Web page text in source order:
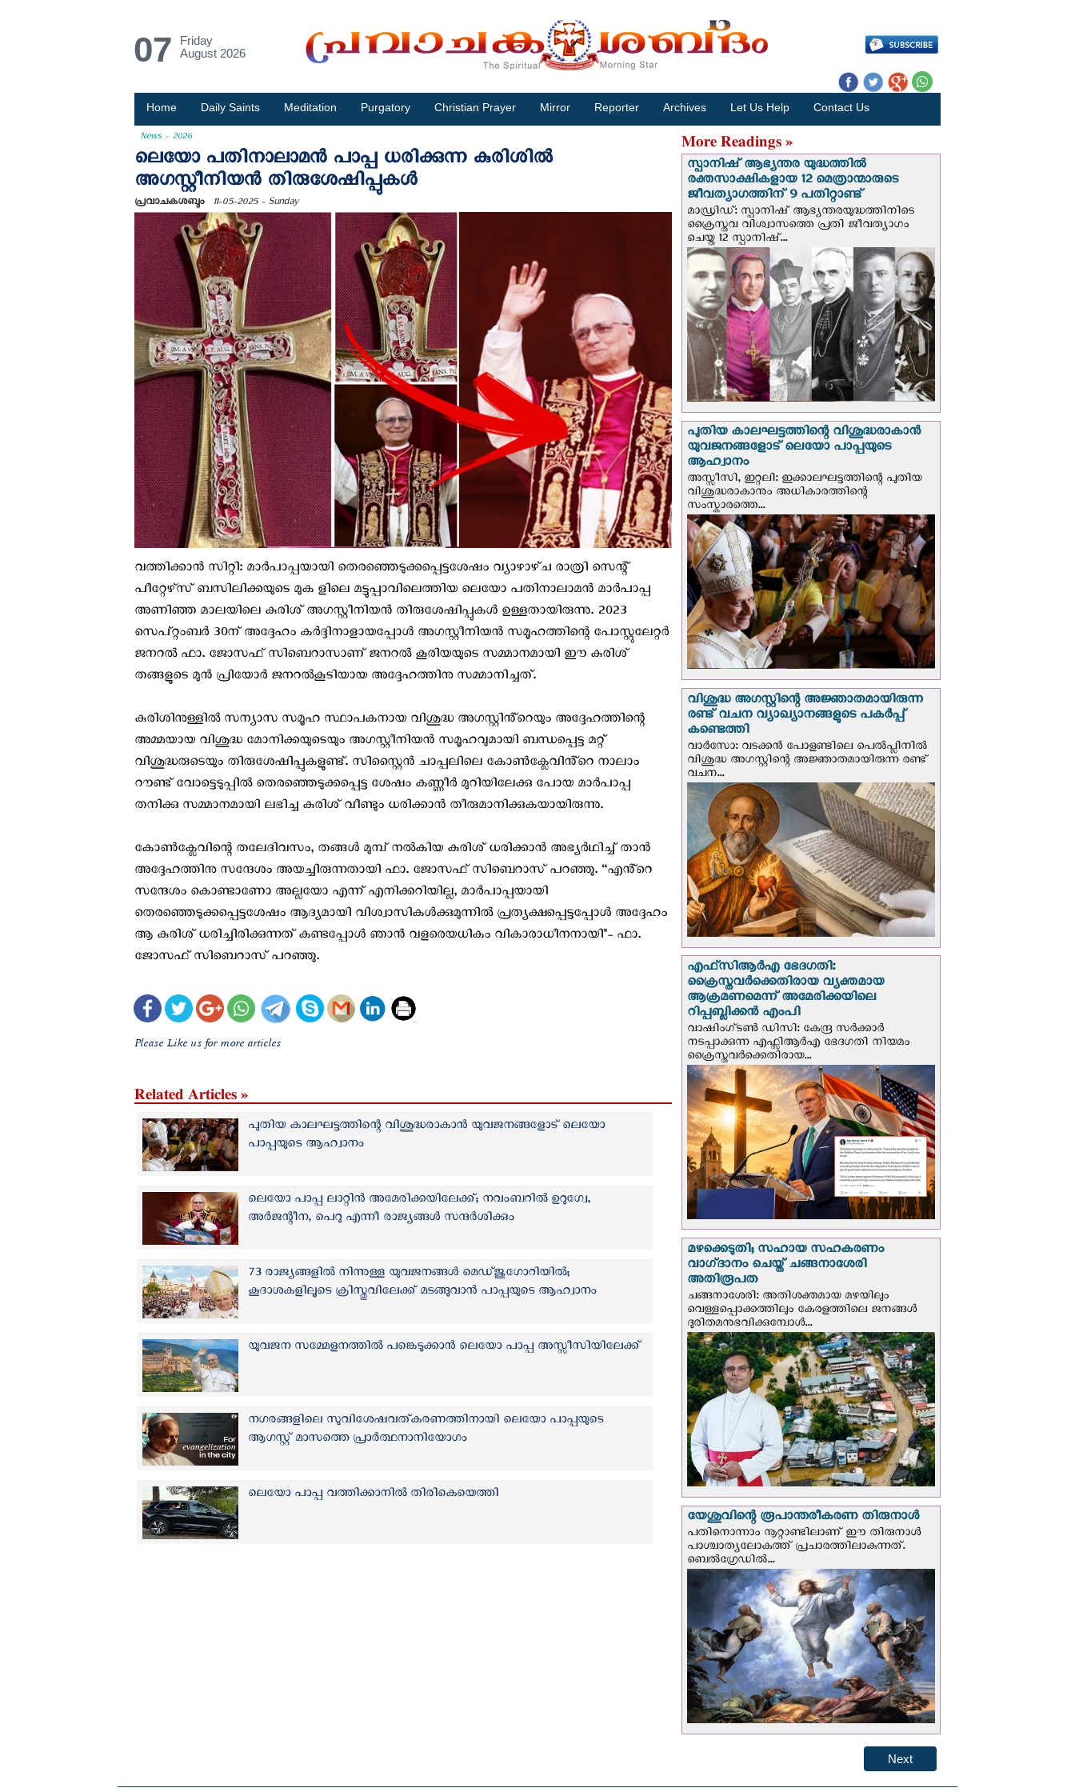
07
Friday
August 2026
Home Daily Saints Meditation Purgatory Christian Prayer Mirror Reporter Archives Let Us Help Contact Us
News - 2026
ലെയോ പതിനാലാമൻ പാപ്പ ധരിക്കുന്ന കുരിശില്‍
അഗസ്റ്റീനിയൻ തിരുശേഷിപ്പുകൾ
പ്രവാചകശബ്ദം 11-05-2025 - Sunday
വത്തിക്കാൻ സിറ്റി: മാർപാപ്പയായി തെരഞ്ഞെടുക്കപ്പെട്ടശേഷം വ്യാഴാഴ്‌ച രാത്രി സെന്റ്
പീറ്റേഴ്‌സ് ബസിലിക്കയുടെ മുക ളിലെ മട്ടുപ്പാവിലെത്തിയ ലെയോ പതിനാലാമൻ മാർപാപ്പ
അണിഞ്ഞ മാലയിലെ കുരിശ് അഗസ്റ്റീനിയൻ തിരുശേഷിപ്പുകൾ ഉള്ളതായിരുന്നു. 2023
സെപ്റ്റംബർ 30ന് അദ്ദേഹം കർദ്ദിനാളായപ്പോൾ അഗസ്റ്റീനിയൻ സമൂഹത്തിന്റെ പോസ്റ്റുലേറ്റർ
ജനറൽ ഫാ. ജോസഫ് സിബെറാസാണ് ജനറൽ കൂരിയയുടെ സമ്മാനമായി ഈ കുരിശ്
തങ്ങളുടെ മുൻ പ്രിയോർ ജനറൽകൂടിയായ അദ്ദേഹത്തിനു സമ്മാനിച്ചത്.
കുരിശിനുള്ളിൽ സന്യാസ സമൂഹ സ്ഥാപകനായ വിശുദ്ധ അഗസ്റ്റിൻ്റെയും അദ്ദേഹത്തിന്റെ
അമ്മയായ വിശുദ്ധ മോനിക്കയുടെയും അഗസ്റ്റീനിയൻ സമൂഹവുമായി ബന്ധപ്പെട്ട മറ്റ്
വിശുദ്ധരുടെയും തിരുശേഷിപ്പുകളുണ്ട്. സിസ്റ്റൈൻ ചാപ്പലിലെ കോൺക്ലേവിൻ്റെ നാലാം
റൗണ്ട് വോട്ടെടുപ്പിൽ തെരഞ്ഞെടുക്കപ്പെട്ട ശേഷം കണ്ണീർ മുറിയിലേക്കു പോയ മാർപാപ്പ
തനിക്കു സമ്മാനമായി ലഭിച്ച കുരിശ് വീണ്ടും ധരിക്കാൻ തീരുമാനിക്കുകയായിരുന്നു.
കോൺക്ലേവിന്റെ തലേദിവസം, തങ്ങൾ മുമ്പ് നൽകിയ കുരിശ് ധരിക്കാൻ അഭ്യർഥിച്ച് താൻ
അദ്ദേഹത്തിനു സന്ദേശം അയച്ചിരുന്നതായി ഫാ. ജോസഫ് സിബെറാസ് പറഞ്ഞു. “എൻ്റെ
സന്ദേശം കൊണ്ടാണോ അല്ലയോ എന്ന് എനിക്കറിയില്ല, മാർപാപ്പയായി
തെരഞ്ഞെടുക്കപ്പെട്ടശേഷം ആദ്യമായി വിശ്വാസികൾക്കുമുന്നിൽ പ്രത്യക്ഷപ്പെട്ടപ്പോൾ അദ്ദേഹം
ആ കുരിശ് ധരിച്ചിരിക്കുന്നത് കണ്ടപ്പോൾ ഞാൻ വളരെയധികം വികാരാധീനനായി"- ഫാ.
ജോസഫ് സിബെറാസ് പറഞ്ഞു.
Please Like us for more articles
Related Articles »
പുതിയ കാലഘട്ടത്തിന്റെ വിശുദ്ധരാകാന്‍ യുവജനങ്ങളോട് ലെയോ
പാപ്പയുടെ ആഹ്വാനം
ലെയോ പാപ്പ ലാറ്റിൻ അമേരിക്കയിലേക്ക്; നവംബറില്‍ ഉറുഗ്വേ,
അർജന്റീന, പെറു എന്നീ രാജ്യങ്ങള്‍ സന്ദര്‍ശിക്കും
73 രാജ്യങ്ങളിൽ നിന്നുള്ള യുവജനങ്ങള്‍ മെഡ്‌ജുഗോറിയില്‍;
കൂദാശകളിലൂടെ ക്രിസ്തുവിലേക്ക് മടങ്ങുവാന്‍ പാപ്പയുടെ ആഹ്വാനം
യുവജന സമ്മേളനത്തില്‍ പങ്കെടുക്കാന്‍ ലെയോ പാപ്പ അസ്സീസിയിലേക്ക്
നഗരങ്ങളിലെ സുവിശേഷവത്കരണത്തിനായി ലെയോ പാപ്പയുടെ
ആഗസ്റ്റ് മാസത്തെ പ്രാര്‍ത്ഥനാനിയോഗം
ലെയോ പാപ്പ വത്തിക്കാനിൽ തിരികെയെത്തി
More Readings »
സ്പാനിഷ് ആഭ്യന്തര യുദ്ധത്തില്‍
രക്തസാക്ഷികളായ 12 മെത്രാന്മാരുടെ
ജീവത്യാഗത്തിന് 9 പതിറ്റാണ്ട്
മാഡ്രിഡ്: സ്പാനിഷ് ആഭ്യന്തരയുദ്ധത്തിനിടെ
ക്രൈസ്തവ വിശ്വാസത്തെ പ്രതി ജീവത്യാഗം
ചെയ്ത 12 സ്പാനിഷ്...
പുതിയ കാലഘട്ടത്തിന്റെ വിശുദ്ധരാകാന്‍
യുവജനങ്ങളോട് ലെയോ പാപ്പയുടെ
ആഹ്വാനം
അസ്സീസി, ഇറ്റലി: ഇക്കാലഘട്ടത്തിന്റെ പുതിയ
വിശുദ്ധരാകാനും അധികാരത്തിന്റെ
സംസ്കാരത്തെ...
വിശുദ്ധ അഗസ്റ്റിന്റെ അജ്ഞാതമായിരുന്ന
രണ്ട് വചന വ്യാഖ്യാനങ്ങളുടെ പകര്‍പ്പ്
കണ്ടെത്തി
വാര്‍സോ: വടക്കൻ പോളണ്ടിലെ പെൽപ്ലിനില്‍
വിശുദ്ധ അഗസ്റ്റിന്റെ അജ്ഞാതമായിരുന്ന രണ്ട്
വചന...
എഫ്‌സി‌ആര്‍‌എ ഭേദഗതി:
ക്രൈസ്തവർക്കെതിരായ വ്യക്തമായ
ആക്രമണമെന്ന് അമേരിക്കയിലെ
റിപ്പബ്ലിക്കൻ എംപി
വാഷിംഗ്ടണ്‍ ഡി‌സി: കേന്ദ്ര സർക്കാർ
നടപ്പാക്കുന്ന എഫ്സിആർഎ ഭേദഗതി നിയമം
ക്രൈസ്തവർക്കെതിരായ...
മഴക്കെടുതി; സഹായ സഹകരണം
വാഗ്‌ദാനം ചെയ്ത് ചങ്ങനാശേരി
അതിരൂപത
ചങ്ങനാശേരി: അതിശക്തമായ മഴയിലും
വെള്ളപ്പൊക്കത്തിലും കേരളത്തിലെ ജനങ്ങൾ
ദുരിതമനുഭവിക്കുമ്പോൾ...
യേശുവിന്റെ രൂപാന്തരീകരണ തിരുനാള്‍
പതിനൊന്നാം നൂറ്റാണ്ടിലാണ് ഈ തിരുനാള്‍
പാശ്ചാത്യലോകത്ത് പ്രചാരത്തിലാകുന്നത്.
ബെല്‍ഗ്രേഡില്‍...
Next